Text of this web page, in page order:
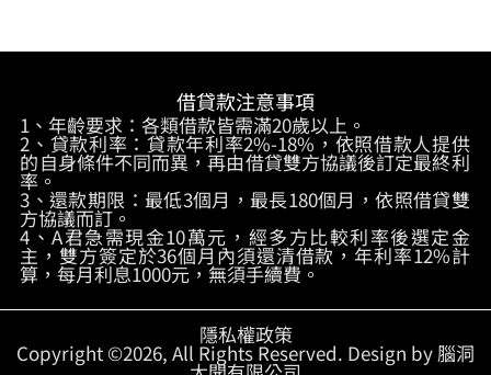
借貸款注意事項
1、年齡要求：各類借款皆需滿20歲以上。
2、貸款利率：貸款年利率2%-18%，依照借款人提供
的自身條件不同而異，再由借貸雙方協議後訂定最終利
率。
3、還款期限：最低3個月，最長180個月，依照借貸雙
方協議而訂。
4、A君急需現金10萬元，經多方比較利率後選定金
主，雙方簽定於36個月內須還清借款，年利率12%計
算，每月利息1000元，無須手續費。
隱私權政策
Copyright ©2026, All Rights Reserved. Design by 腦洞